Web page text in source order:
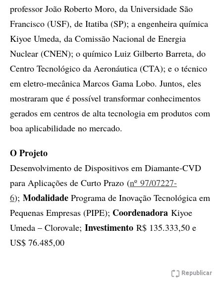
professor João Roberto Moro, da Universidade São
Francisco (USF), de Itatiba (SP); a engenheira química
Kiyoe Umeda, da Comissão Nacional de Energia
Nuclear (CNEN); o químico Luiz Gilberto Barreta, do
Centro Tecnológico da Aeronáutica (CTA); e o técnico
em eletro-mecânica Marcos Gama Lobo. Juntos, eles
mostraram que é possível transformar conhecimentos
gerados em centros de alta tecnologia em produtos com
boa aplicabilidade no mercado.
O Projeto
Desenvolvimento de Dispositivos em Diamante-CVD
para Aplicações de Curto Prazo (nº 97/07227-
6); Modalidade Programa de Inovação Tecnológica em
Pequenas Empresas (PIPE); Coordenadora Kiyoe
Umeda – Clorovale; Investimento R$ 135.333,50 e
US$ 76.485,00
Republicar